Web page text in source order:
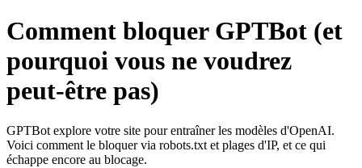
Comment bloquer GPTBot (et
pourquoi vous ne voudrez
peut-être pas)
GPTBot explore votre site pour entraîner les modèles d'OpenAI.
Voici comment le bloquer via robots.txt et plages d'IP, et ce qui
échappe encore au blocage.